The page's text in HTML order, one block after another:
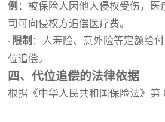
例 ：被保险人因他人侵权受伤，医
司可向侵权方追偿医疗费。
· 限制 ：人寿险、意外险等定额给
位追偿。
四、代位追偿的法律依据
根据《中华人民共和国保险法》第